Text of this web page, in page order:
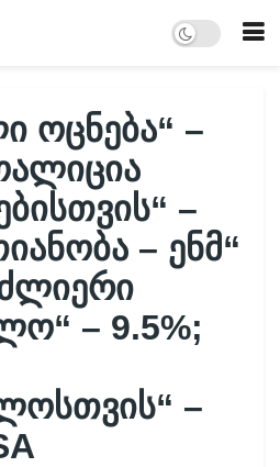
ოცნება“ –
–
– ენმ“
– 9.5%;
–